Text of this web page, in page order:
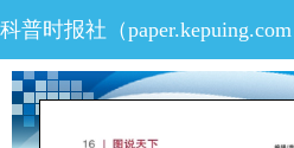
科普时报社（paper.kepuing.com